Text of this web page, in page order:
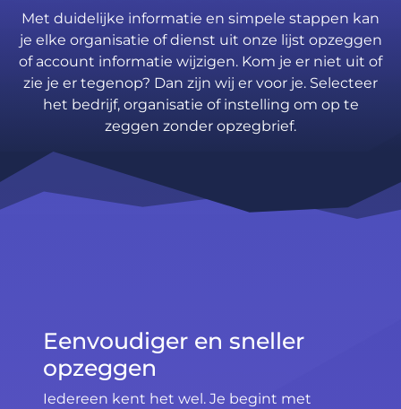
Met duidelijke informatie en simpele stappen kan
je elke organisatie of dienst uit onze lijst opzeggen
of account informatie wijzigen. Kom je er niet uit of
zie je er tegenop? Dan zijn wij er voor je. Selecteer
het bedrijf, organisatie of instelling om op te
zeggen zonder opzegbrief.
Eenvoudiger en sneller
opzeggen
Iedereen kent het wel. Je begint met